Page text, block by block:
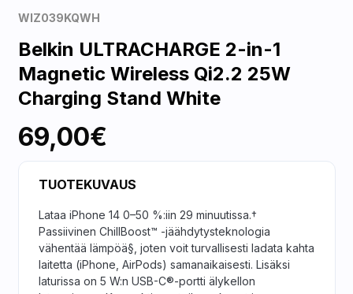
WIZ039KQWH
Belkin ULTRACHARGE 2-in-1
Magnetic Wireless Qi2.2 25W
Charging Stand White
69,00€
TUOTEKUVAUS
Lataa iPhone 14 0–50 %:iin 29 minuutissa.†
Passiivinen ChillBoost™ -jäähdytysteknologia
vähentää lämpöä§, joten voit turvallisesti ladata kahta
laitetta (iPhone, AirPods) samanaikaisesti. Lisäksi
laturissa on 5 W:n USB-C®-portti älykellon